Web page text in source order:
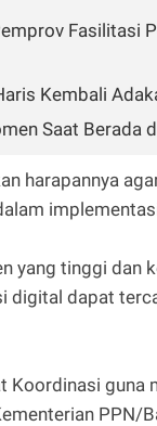
Fasilitasi
Kembali
Saat Berada
harapannya
yang tinggi dan
digital dapat
Koordinasi
PPN/